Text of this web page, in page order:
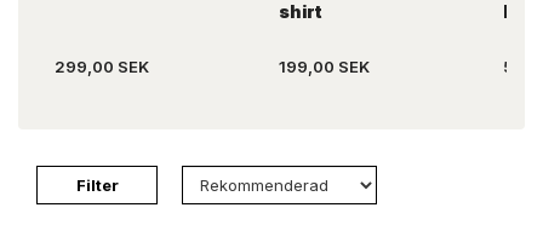
299,00 SEK
shirt
199,00 SEK
Filter